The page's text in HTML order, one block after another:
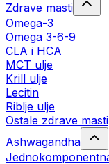
Zdrave masti
Omega-3
Omega 3-6-9
CLA i HCA
MCT ulje
Krill ulje
Lecitin
Riblje ulje
Ostale zdrave masti
Ashwagandha